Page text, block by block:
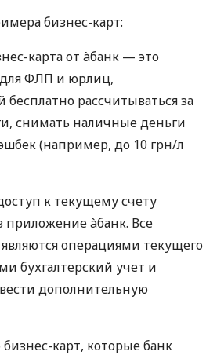
бизнес-карт:
карта от àбанк — это
ФЛП и юрлиц,
рассчитываться за
снимать наличные деньги
(например, до 10 грн/л
к текущему счету
приложение àбанк. Все
операциями текущего
бухгалтерский учет и
дополнительную
карт, которые банк